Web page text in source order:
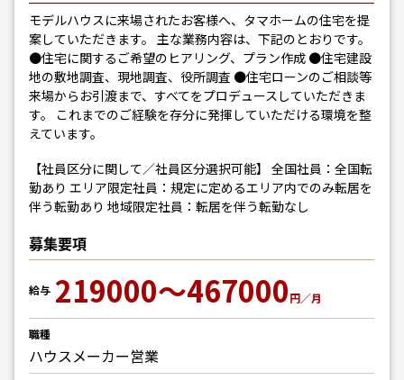
モデルハウスに来場されたお客様へ、タマホームの住宅を提
案していただきます。 主な業務内容は、下記のとおりです。
●住宅に関するご希望のヒアリング、プラン作成 ●住宅建設
地の敷地調査、現地調査、役所調査 ●住宅ローンのご相談等
来場からお引渡まで、すべてをプロデュースしていただきま
す。 これまでのご経験を存分に発揮していただける環境を整
えています。
【社員区分に関して／社員区分選択可能】 全国社員：全国転
勤あり エリア限定社員：規定に定めるエリア内でのみ転居を
伴う転勤あり 地域限定社員：転居を伴う転勤なし
募集要項
給与 219000～467000円／月
職種
ハウスメーカー営業